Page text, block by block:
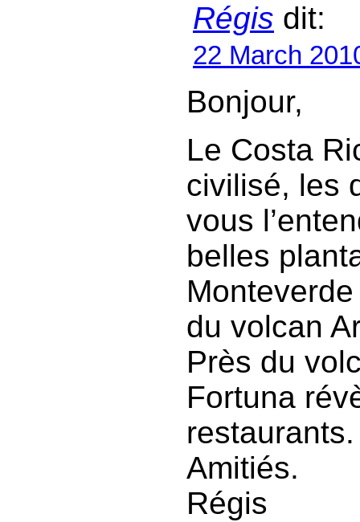
Régis dit:
22 March
Bonjour,
Le Costa
civilisé, les
vous
belles
du volcan
Près du
Fortuna
restaurants.
Amitiés.
Régis